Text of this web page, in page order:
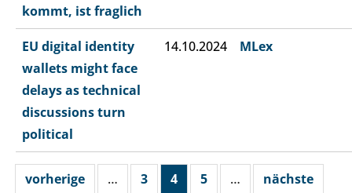
kommt, ist fraglich​
EU digital identity
wallets might face
delays as technical
discussions turn
political
14.10.2024 MLex
vorherige … 3 4 5 … nächste